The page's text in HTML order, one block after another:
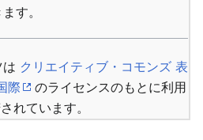
す。
クリエイティブ・コモンズ 表
際
のライセンスのもとに利用
れています。